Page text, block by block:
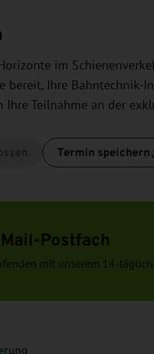
im
bereit, Ihre Bahntechnik-
Ihre Teilnahme an der
Termin speichern
Postfach
mit unserem 14-